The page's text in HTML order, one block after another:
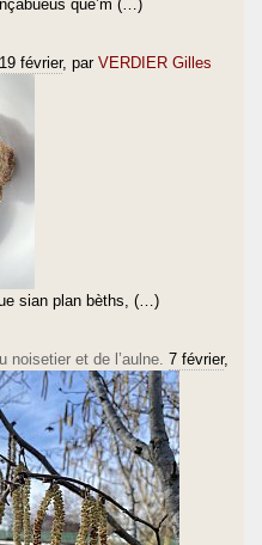
que’m (…)
19 février, par VERDIER Gilles
sian plan bèths, (…)
noisetier et de l’aulne. 7 février,